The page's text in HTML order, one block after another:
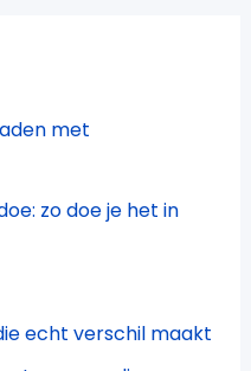
met
zo doe je het in
echt verschil maakt